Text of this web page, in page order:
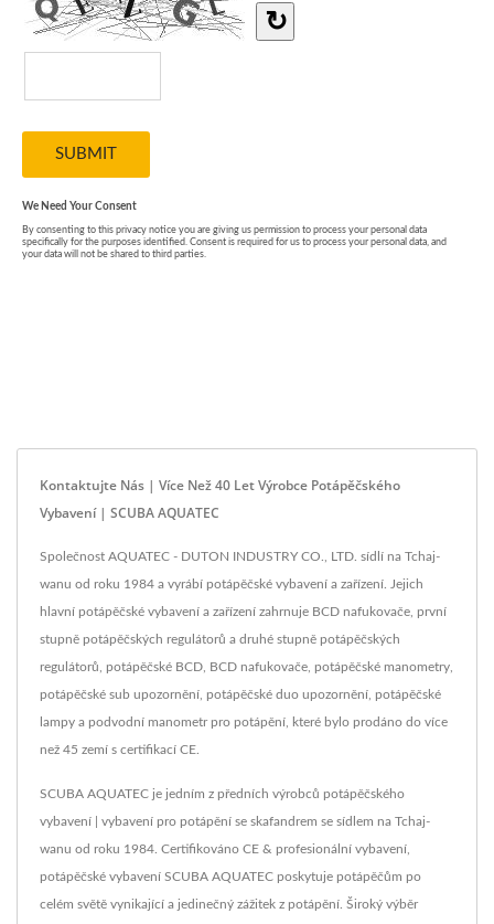
Kontaktujte Nás | Více Než 40 Let Výrobce Potápěčského
Vybavení | SCUBA AQUATEC
Společnost AQUATEC - DUTON INDUSTRY CO., LTD. sídlí na Tchaj-
wanu od roku 1984 a vyrábí potápěčské vybavení a zařízení. Jejich
hlavní potápěčské vybavení a zařízení zahrnuje BCD nafukovače, první
stupně potápěčských regulátorů a druhé stupně potápěčských
regulátorů, potápěčské BCD, BCD nafukovače, potápěčské manometry,
potápěčské sub upozornění, potápěčské duo upozornění, potápěčské
lampy a podvodní manometr pro potápění, které bylo prodáno do více
než 45 zemí s certifikací CE.
SCUBA AQUATEC je jedním z předních výrobců potápěčského
vybavení | vybavení pro potápění se skafandrem se sídlem na Tchaj-
wanu od roku 1984. Certifikováno CE & profesionální vybavení,
potápěčské vybavení SCUBA AQUATEC poskytuje potápěčům po
celém světě vynikající a jedinečný zážitek z potápění. Široký výběr